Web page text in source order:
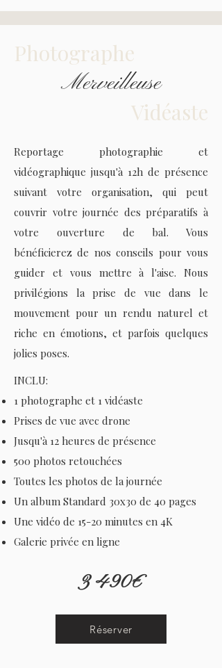
Photographe
Merveilleuse
Vidéaste
Reportage photographie et
vidéographique jusqu'à 12h de présence
suivant votre organisation, qui peut
couvrir votre journée des préparatifs à
votre ouverture de bal. Vous
bénéficierez de nos conseils pour vous
guider et vous mettre à l'aise. Nous
privilégions la prise de vue dans le
mouvement pour un rendu naturel et
riche en émotions, et parfois quelques
jolies poses.
INCLU:
1 photographe et 1 vidéaste
Prises de vue avec drone
Jusqu'à 12 heures de présence
500 photos retouchées
Toutes les photos de la journée
Un album Standard 30x30 de 40 pages
Une vidéo de 15-20 minutes en 4K
Galerie privée en ligne
3 490€
Réserver